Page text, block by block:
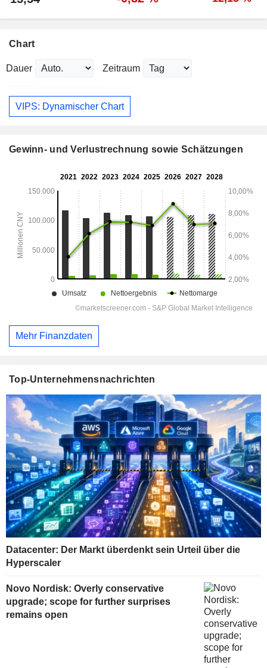
Chart
Dauer Zeitraum
VIPS: Dynamischer Chart
Gewinn- und Verlustrechnung sowie Schätzungen
Mehr Finanzdaten
Top-Unternehmensnachrichten
Datacenter: Der Markt überdenkt sein Urteil über die
Hyperscaler
Novo Nordisk: Overly conservative
upgrade; scope for further surprises
remains open